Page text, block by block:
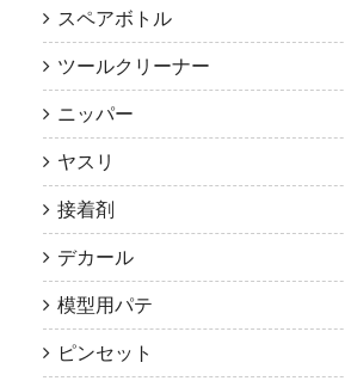
スペアボトル
ツールクリーナー
ニッパー
ヤスリ
接着剤
デカール
模型用パテ
ピンセット